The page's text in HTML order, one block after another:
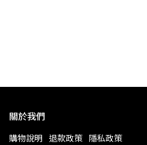
關於我們
購物說明 退款政策 隱私政策